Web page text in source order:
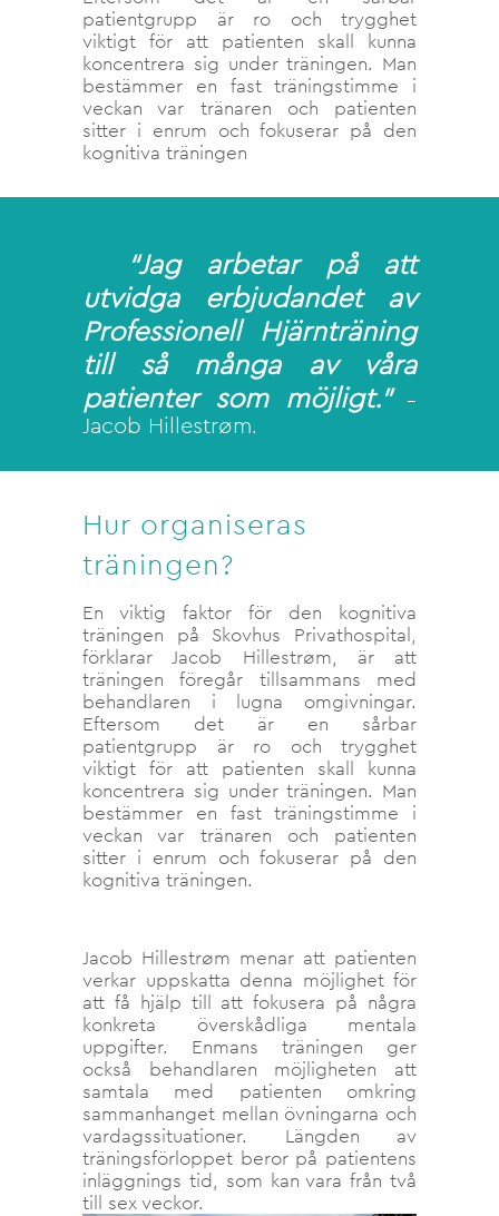
patientgrupp är ro och trygghet
viktigt för att patienten skall kunna
koncentrera sig under träningen. Man
bestämmer en fast träningstimme i
veckan var tränaren och patienten
sitter i enrum och fokuserar på den
kognitiva träningen
“Jag arbetar på att
utvidga erbjudandet av
Professionell Hjärnträning
till så många av våra
patienter som möjligt.”–
Jacob Hillestrøm.
Hur organiseras
träningen?
En viktig faktor för den kognitiva
träningen på Skovhus Privathospital,
förklarar Jacob Hillestrøm, är att
träningen föregår tillsammans med
behandlaren i lugna omgivningar.
Eftersom det är en sårbar
patientgrupp är ro och trygghet
viktigt för att patienten skall kunna
koncentrera sig under träningen. Man
bestämmer en fast träningstimme i
veckan var tränaren och patienten
sitter i enrum och fokuserar på den
kognitiva träningen.
Jacob Hillestrøm menar att patienten
verkar uppskatta denna möjlighet för
att få hjälp till att fokusera på några
konkreta överskådliga mentala
uppgifter. Enmans träningen ger
också behandlaren möjligheten att
samtala med patienten omkring
sammanhanget mellan övningarna och
vardagssituationer. Längden av
träningsförloppet beror på patientens
inläggnings tid, som kan vara från två
till sex veckor.